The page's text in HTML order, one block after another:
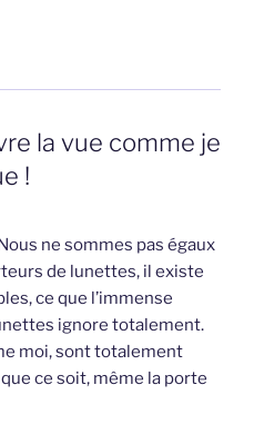
la vue comme je
!
ne sommes pas égaux
de lunettes, il existe
ce que l’immense
ignore totalement.
moi, sont totalement
ce soit, même la porte